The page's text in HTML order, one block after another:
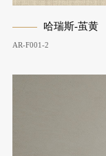
哈瑞斯-茧黄
AR-F001-2